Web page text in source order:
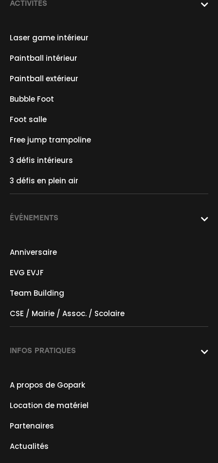
ACTIVITÉS 
Laser game intérieur
Paintball intérieur
Paintball extérieur
Bubble Foot
Foot salle
Free jump trampoline
3 défis intérieurs
3 défis en plein air
ÉVÉNEMENTS 
Anniversaire
EVG EVJF
Team Building
CSE / Mairie / Assoc. / Scolaire
INFOS PRATIQUES 
A propos de Gopark
Location de matériel
Partenaires
Actualités